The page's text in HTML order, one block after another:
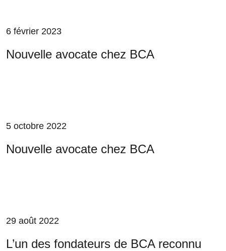
6 février 2023
Nouvelle avocate chez BCA
5 octobre 2022
Nouvelle avocate chez BCA
29 août 2022
L’un des fondateurs de BCA reconnu